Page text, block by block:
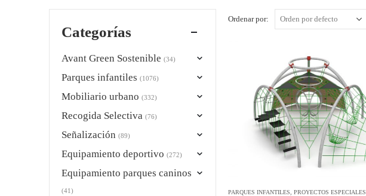
Ordenar por:
PARQUES INFANTILES PROYECTOS ESPECIALES
Categorías
Avant Green Sostenible (34)
Parques infantiles (1076)
Mobiliario urbano (332)
Recogida Selectiva (76)
Señalización (89)
Equipamiento deportivo (272)
Equipamiento parques caninos
(41)